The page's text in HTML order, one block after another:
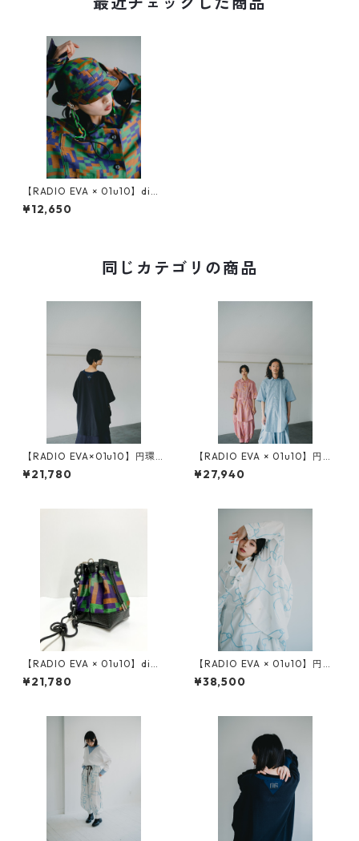
【RADIO EVA × 01u10】digi
tal camouflage jacquard pil
ot cap
¥12,650
同じカテゴリの商品
【RADIO EVA×01u10】円環 c
ut & sewn half sleeve by 01
u10
¥21,780
【RADIO EVA × 01u10】円環
rope jacquard half sleeve s
hirt
¥27,940
【RADIO EVA × 01u10】digi
tal camouflage jacquard 巾
着（レザーチェーン付き）
¥21,780
【RADIO EVA × 01u10】円環
rope jacquard double breas
ted shirt jacket
¥38,500